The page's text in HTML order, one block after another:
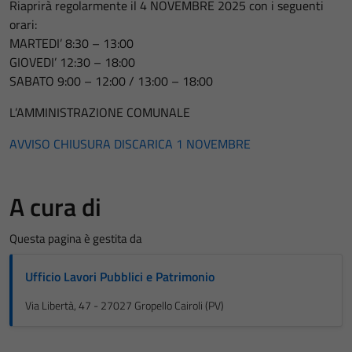
Riaprirà regolarmente il 4 NOVEMBRE 2025 con i seguenti
orari:
MARTEDI’ 8:30 – 13:00
GIOVEDI’ 12:30 – 18:00
SABATO 9:00 – 12:00 / 13:00 – 18:00
L’AMMINISTRAZIONE COMUNALE
AVVISO CHIUSURA DISCARICA 1 NOVEMBRE
A cura di
Questa pagina è gestita da
Ufficio Lavori Pubblici e Patrimonio
Via Libertà, 47 - 27027 Gropello Cairoli (PV)